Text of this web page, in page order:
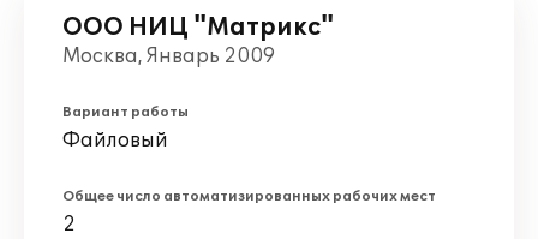
ООО НИЦ "Матрикс"
Москва, Январь 2009
Вариант работы
Файловый
Общее число автоматизированных рабочих мест
2